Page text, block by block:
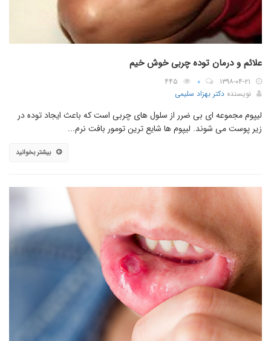
علائم و درمان توده چربی خوش خیم
۱۳۹۸-۰۴-۲۱ ۰
۴۴۵
نویسنده دکتر بهزاد سلیمی
لیپوم مجموعه ای بی ضرر از سلول های چربی است که باعث ایجاد توده در
زیر پوست می شوند. لیپوم ها شایع ترین تومور بافت نرم...
بیشتر بخوانید